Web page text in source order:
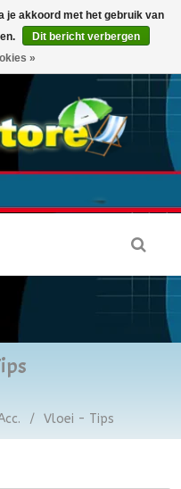
/ Vloei - Tips
je akkoord met het gebruik van
Dit bericht verbergen
»